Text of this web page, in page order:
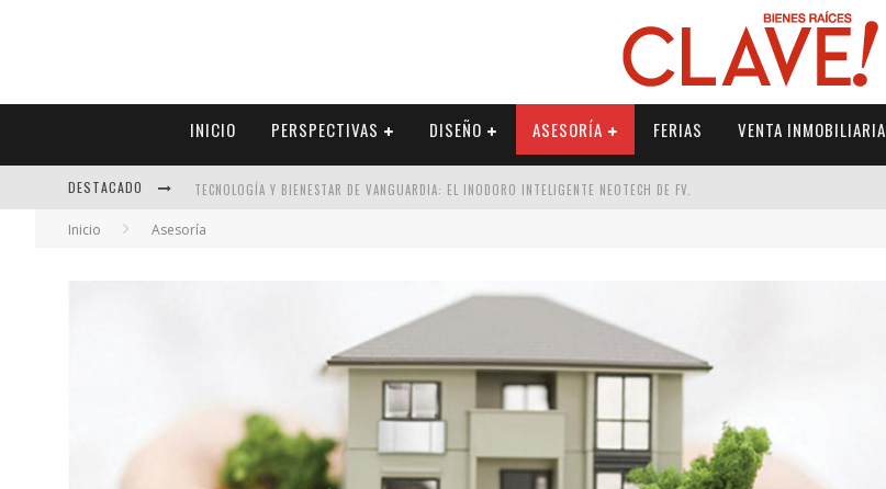
INICIO PERSPECTIVAS DISEÑO ASESORÍA FERIAS VENTA INMOBILIARIA
DESTACADO TECNOLOGÍA Y BIENESTAR DE VANGUARDIA: EL INODORO INTELIGENTE NEOTECH DE FV.
SECTOR INMOBILIARIO – RECUPERACIÓN A PASO FIRME
EL DESPERTAR DE LA CALIDEZ: ACABADOS DORADOS DE FV PARA ELEVAR TU ESPACIO
Inicio Asesoría